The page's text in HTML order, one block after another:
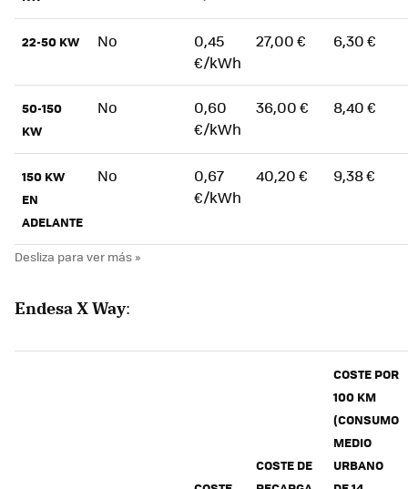
22-50 KW No
0,45
€/kWh
27,00 € 6,30 €
50-150
KW
No
0,60
€/kWh
36,00 € 8,40 €
150 KW
EN
ADELANTE
No
0,67
€/kWh
40,20 € 9,38 €
Endesa X Way:
COSTE DE
COSTE POR
100 KM
(CONSUMO
MEDIO
URBANO